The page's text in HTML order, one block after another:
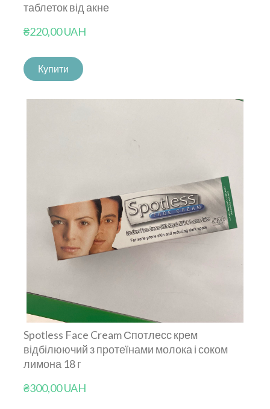
таблеток від акне
₴220,00 UAH
Купити
Spotless Face Cream Спотлесс крем
відбілюючий з протеїнами молока і соком
лимона 18 г
₴300,00 UAH